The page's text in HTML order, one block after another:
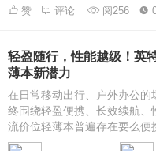
赞 评论 阅256
轻盈随行，性能越级！英
薄本新潜力
在日常移动出行、户外办公
终围绕轻盈便携、长效续航
流价位轻薄本普遍存在要么便